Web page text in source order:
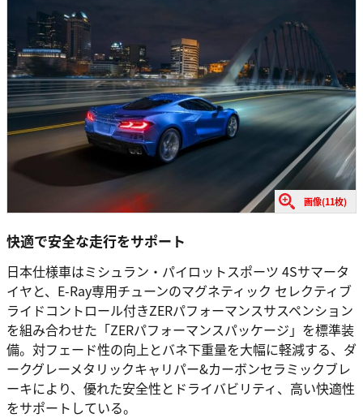
画像(11枚)
快適で安全な走行をサポート
日本仕様車はミシュラン・パイロットスポーツ 4Sサマータ
イヤと、E-Ray専用チューンのマグネティック セレクティブ
ライドコントロール付きZERパフォーマンスサスペンション
を組み合わせた「ZERパフォーマンスパッケージ」を標準装
備。対フェード性の向上とバネ下重量を大幅に軽減する、ダ
ークグレーメタリックキャリパー&カーボンセラミックブレ
ーキにより、優れた安全性とドライバビリティ、高い快適性
をサポートしている。